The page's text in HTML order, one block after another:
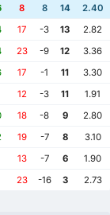
8 8 14
2.40
17 -3 13
2.82
23 -9 12
3.36
17 -1 11
3.30
12 -3 11
1.91
18 -8 9
2.80
19 -7 8
3.10
13 -7 6
1.90
23 -16 3 2.73